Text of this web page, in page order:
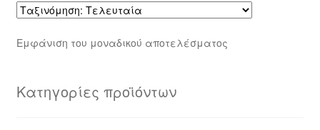
Εμφάνιση του μοναδικού αποτελέσματος
Κατηγορίες προϊόντων